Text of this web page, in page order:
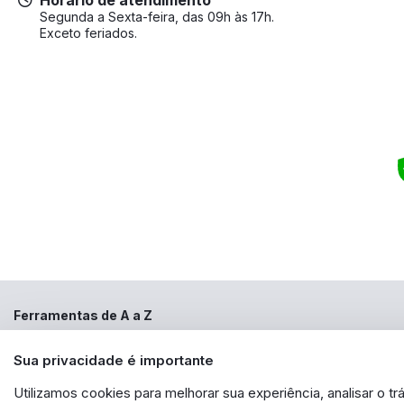
Segunda a Sexta-feira, das 09h às 17h.
Exceto feriados.
Sua privacidade é importante
Utilizamos cookies para melhorar sua experiência, analisar o
Ferramentas de A a Z
aqui veiculados são de propriedade exclusiva da FERRAMENTAS DE A a
EXPORTAÇÃO - EIRELI - CNPJ: 30.356.735/0001-13 - Estrada das